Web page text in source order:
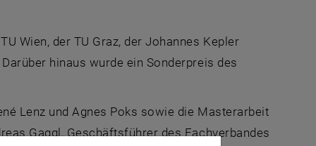
Wien, der TU Graz, der Johannes Kepler
hinaus wurde ein Sonderpreis des
Lenz und Agnes Poks sowie die Masterarbeit
Gaggl, Geschäftsführer des Fachverbandes